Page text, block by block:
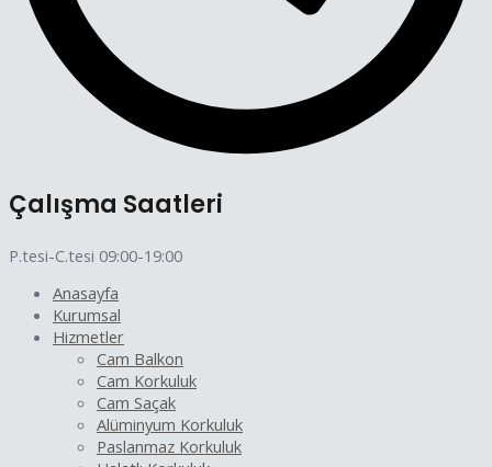
Çalışma Saatleri
P.tesi-C.tesi 09:00-19:00
Anasayfa
Kurumsal
Hizmetler
Cam Balkon
Cam Korkuluk
Cam Saçak
Alüminyum Korkuluk
Paslanmaz Korkuluk